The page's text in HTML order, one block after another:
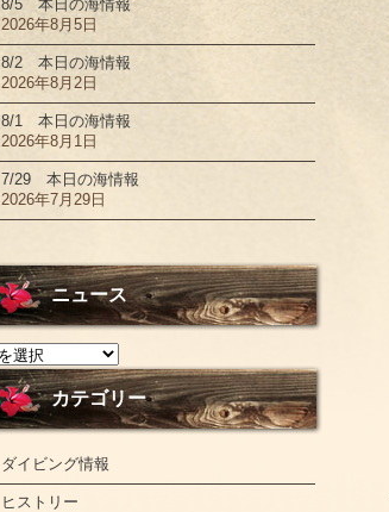
8/5 本日の海情報
2026年8月5日
8/2 本日の海情報
2026年8月2日
8/1 本日の海情報
2026年8月1日
7/29 本日の海情報
2026年7月29日
ニュース
カテゴリー
ダイビング情報
ヒストリー